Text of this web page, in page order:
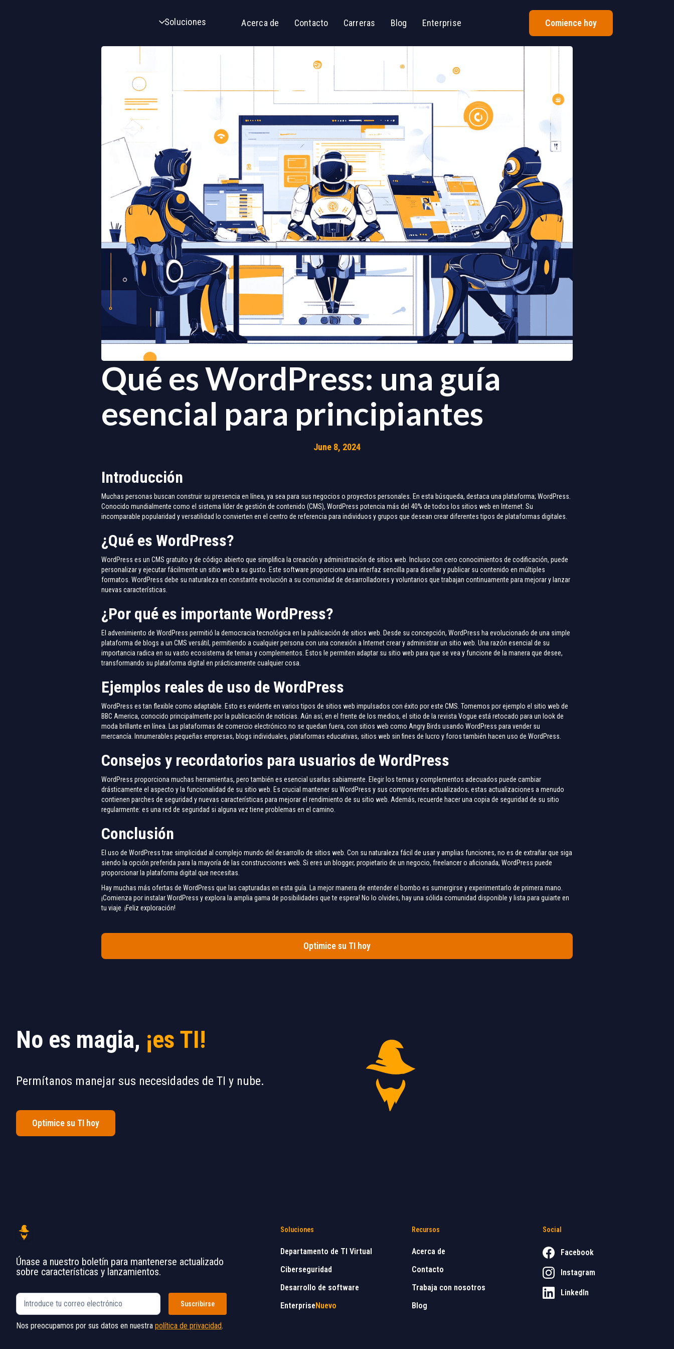
Soluciones Acerca de Contacto Carreras Blog Enterprise Comience hoy
Qué es WordPress: una guía
esencial para principiantes
June 8, 2024
Introducción
Muchas personas buscan construir su presencia en línea, ya sea para sus negocios o proyectos personales. En esta búsqueda, destaca una plataforma; WordPress.
Conocido mundialmente como el sistema líder de gestión de contenido (CMS), WordPress potencia más del 40% de todos los sitios web en Internet. Su
incomparable popularidad y versatilidad lo convierten en el centro de referencia para individuos y grupos que desean crear diferentes tipos de plataformas digitales.
¿Qué es WordPress?
WordPress es un CMS gratuito y de código abierto que simplifica la creación y administración de sitios web. Incluso con cero conocimientos de codificación, puede
personalizar y ejecutar fácilmente un sitio web a su gusto. Este software proporciona una interfaz sencilla para diseñar y publicar su contenido en múltiples
formatos. WordPress debe su naturaleza en constante evolución a su comunidad de desarrolladores y voluntarios que trabajan continuamente para mejorar y lanzar
nuevas características.
¿Por qué es importante WordPress?
El advenimiento de WordPress permitió la democracia tecnológica en la publicación de sitios web. Desde su concepción, WordPress ha evolucionado de una simple
plataforma de blogs a un CMS versátil, permitiendo a cualquier persona con una conexión a Internet crear y administrar un sitio web. Una razón esencial de su
importancia radica en su vasto ecosistema de temas y complementos. Estos le permiten adaptar su sitio web para que se vea y funcione de la manera que desee,
transformando su plataforma digital en prácticamente cualquier cosa.
Ejemplos reales de uso de WordPress
WordPress es tan flexible como adaptable. Esto es evidente en varios tipos de sitios web impulsados con éxito por este CMS. Tomemos por ejemplo el sitio web de
BBC America, conocido principalmente por la publicación de noticias. Aún así, en el frente de los medios, el sitio de la revista Vogue está retocado para un look de
moda brillante en línea. Las plataformas de comercio electrónico no se quedan fuera, con sitios web como Angry Birds usando WordPress para vender su
mercancía. Innumerables pequeñas empresas, blogs individuales, plataformas educativas, sitios web sin fines de lucro y foros también hacen uso de WordPress.
Consejos y recordatorios para usuarios de WordPress
WordPress proporciona muchas herramientas, pero también es esencial usarlas sabiamente. Elegir los temas y complementos adecuados puede cambiar
drásticamente el aspecto y la funcionalidad de su sitio web. Es crucial mantener su WordPress y sus componentes actualizados; estas actualizaciones a menudo
contienen parches de seguridad y nuevas características para mejorar el rendimiento de su sitio web. Además, recuerde hacer una copia de seguridad de su sitio
regularmente: es una red de seguridad si alguna vez tiene problemas en el camino.
Conclusión
El uso de WordPress trae simplicidad al complejo mundo del desarrollo de sitios web. Con su naturaleza fácil de usar y amplias funciones, no es de extrañar que siga
siendo la opción preferida para la mayoría de las construcciones web. Si eres un blogger, propietario de un negocio, freelancer o aficionada, WordPress puede
proporcionar la plataforma digital que necesitas.
Hay muchas más ofertas de WordPress que las capturadas en esta guía. La mejor manera de entender el bombo es sumergirse y experimentarlo de primera mano.
¡Comienza por instalar WordPress y explora la amplia gama de posibilidades que te espera! No lo olvides, hay una sólida comunidad disponible y lista para guiarte en
tu viaje. ¡Feliz exploración!
Optimice su TI hoy
No es magia, ¡es TI!
Permítanos manejar sus necesidades de TI y nube.
Optimice su TI hoy
Únase a nuestro boletín para mantenerse actualizado
sobre características y lanzamientos.
Nos preocupamos por sus datos en nuestra política de privacidad.
Soluciones
Departamento de TI Virtual
Ciberseguridad
Desarrollo de software
EnterpriseNuevo
Recursos
Acerca de
Contacto
Trabaja con nosotros
Blog
Social
Facebook
Instagram
LinkedIn